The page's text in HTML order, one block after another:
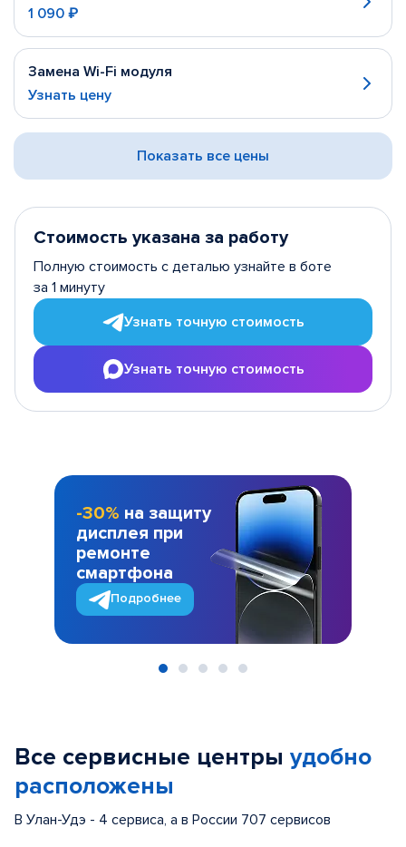
1 090 ₽
Замена Wi-Fi модуля
Узнать цену
Показать все цены
Стоимость указана за работу
Полную стоимость с деталью узнайте в боте
за 1 минуту
Узнать точную стоимость
Узнать точную стоимость
-30% на защиту
дисплея при
ремонте
смартфона
Подробнее
Все сервисные центры удобно
расположены
В Улан-Удэ - 4 сервиса, а в России 707 сервисов